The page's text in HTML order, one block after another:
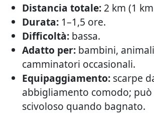
Distancia totale: 2 km (1
Durata: 1–1,5 ore.
Difficoltà: bassa.
Adatto per: bambini,
camminatori occasionali.
Equipaggiamento: scarpe
abbigliamento comodo; può
scivoloso quando bagnato.